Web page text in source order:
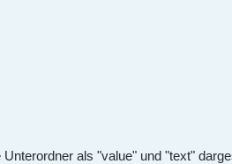
als "value" und "text"